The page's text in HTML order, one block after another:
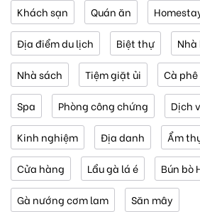
Khách sạn Quán ăn
Địa điểm du lịch Biệt thự
Nhà sách Tiệm giặt ủi Cà phê
Spa Phòng công chứng Dịch
Kinh nghiệm Địa danh Ẩm
Cửa hàng Lẩu gà lá é Bún bò
Gà nướng cơm lam Săn mây